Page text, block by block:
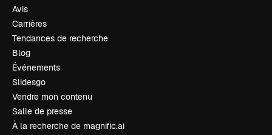
Avis
Carrières
Tendances de recherche
Blog
Événements
Slidesgo
Vendre mon contenu
Salle de presse
À la recherche de magnific.ai